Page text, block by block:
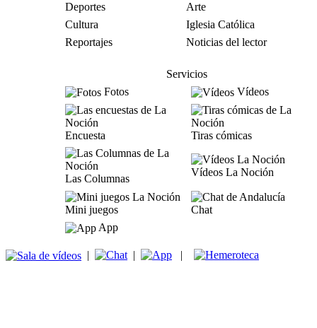
Deportes
Arte
Cultura
Iglesia Católica
Reportajes
Noticias del lector
Servicios
Fotos
Vídeos
Encuesta Tiras cómicas
Las Columnas
Vídeos La Noción
Mini juegos
Chat
App
| | |